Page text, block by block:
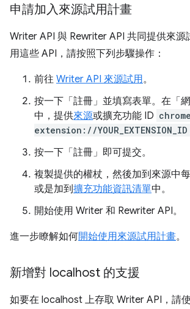
申請加入來源試用計畫
Writer API 與 Rewriter API 共同提供來源
用這些 API，請按照下列步驟操作：
前往 Writer API 來源試用。
按一下「註冊」 並填寫表單。在「
中，提供來源或擴充功能 ID
extension://YOUR_EXTENSION_ID
按一下「註冊」 即可提交。
複製提供的權杖，然後加到來源中
或是加到擴充功能資訊清單中。
開始使用 Writer 和 Rewriter API。
進一步瞭解如何開始使用來源試用計畫。
新增對 localhost 的支援
如要在 localhost 上存取 Writer API，請